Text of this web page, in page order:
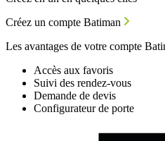
Créez un compte Batiman
Les avantages de votre compte
Accès aux favoris
Suivi des rendez-vous
Demande de devis
Configurateur de porte